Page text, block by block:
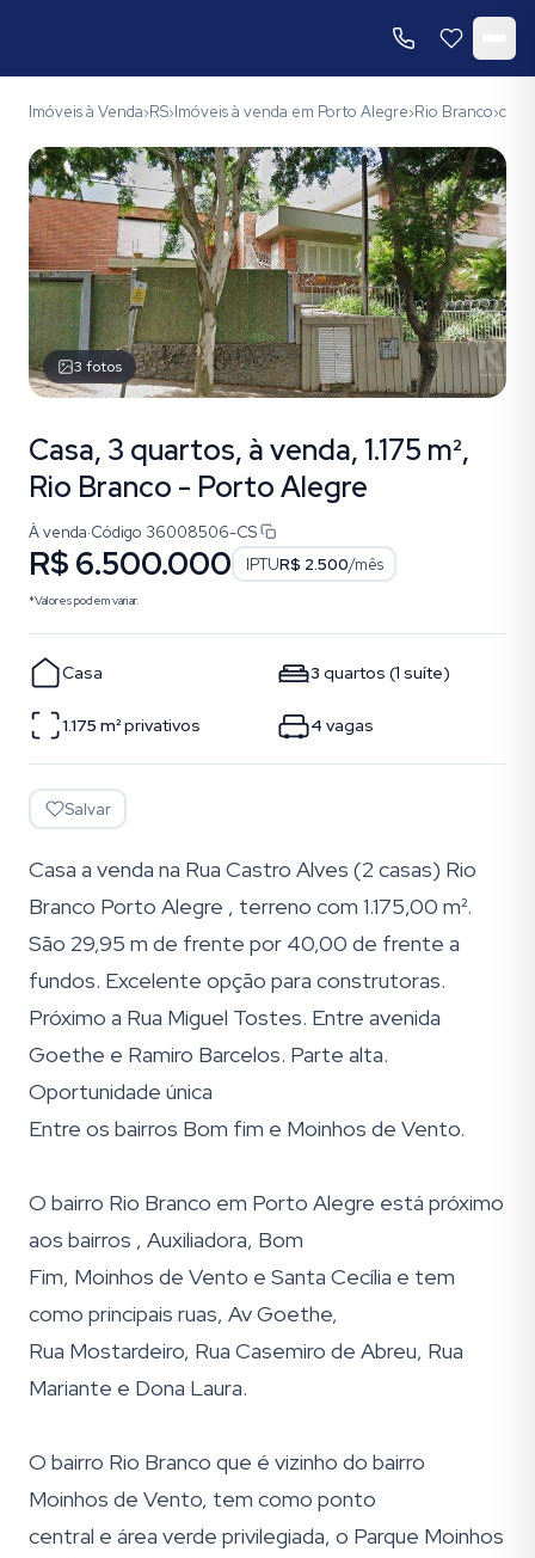
Imóveis à Venda›RS›Imóveis à venda em Porto Alegre›Rio Branco›
3 fotos
Casa, 3 quartos, à venda, 1.175 m²,
Rio Branco - Porto Alegre
À venda·Código 36008506-CS
R$ 6.500.000 IPTUR$ 2.500/mês
*Valores podem variar.
Casa 3 quartos (1 suíte)
1.175 m²privativos 4 vagas
Salvar
Casa a venda na Rua Castro Alves (2 casas) Rio
Branco Porto Alegre , terreno com 1.175,00 m².
São 29,95 m de frente por 40,00 de frente a
fundos. Excelente opção para construtoras.
Próximo a Rua Miguel Tostes. Entre avenida
Goethe e Ramiro Barcelos. Parte alta.
Oportunidade única
Entre os bairros Bom fim e Moinhos de Vento.
O bairro Rio Branco em Porto Alegre está próximo
aos bairros , Auxiliadora, Bom
Fim, Moinhos de Vento e Santa Cecília e tem
como principais ruas, Av Goethe,
Rua Mostardeiro, Rua Casemiro de Abreu, Rua
Mariante e Dona Laura.
O bairro Rio Branco que é vizinho do bairro
Moinhos de Vento, tem como ponto
central e área verde privilegiada, o Parque Moinhos